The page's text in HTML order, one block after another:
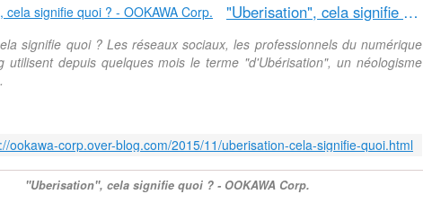
"Uberisation", cela signifie quoi ? - OOKAWA Corp.
signifie quoi ? Les réseaux sociaux, les professionnels du numérique
utilisent depuis quelques mois le terme "d'Ubérisation", un néologisme
ookawa-corp.over-blog.com/2015/11/uberisation-cela-signifie-quoi.html
"Uberisation", cela signifie quoi ? - OOKAWA Corp.